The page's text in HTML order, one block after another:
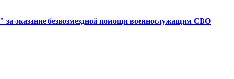
оказание безвозмездной помощи военнослужащим СВО